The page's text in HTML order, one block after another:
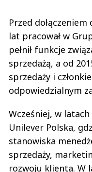
Przed
lat pracował w
pełnił funkcje
sprzedażą, a od
sprzedaży i
odpowiedzialnym
Wcześniej, w latach
Unilever Polska,
stanowiska
sprzedaży,
rozwoju klienta. W